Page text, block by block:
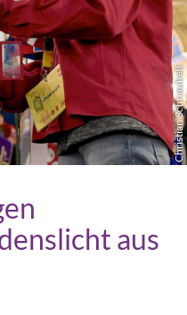
Christian Schnaubelt
aus